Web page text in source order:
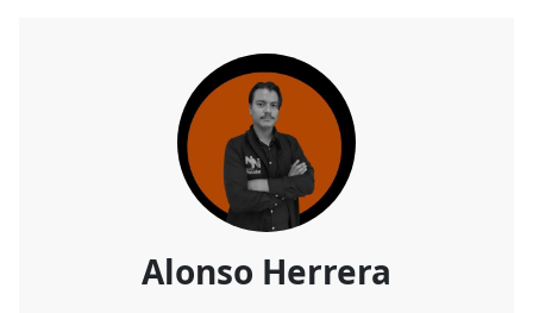
Alonso Herrera